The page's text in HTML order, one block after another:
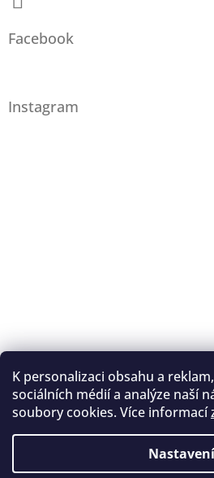
K personalizaci obsahu a
sociálních médií a analýze naší
soubory cookies. Více informací
Nastavení
Facebook
Instagram
Sledovat na Instagramu
Registrace na lukostřelbu
I.
Český